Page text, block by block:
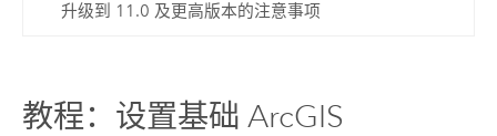
升级到 11.0 及更高版本的注意事项
教程：设置基础 ArcGIS